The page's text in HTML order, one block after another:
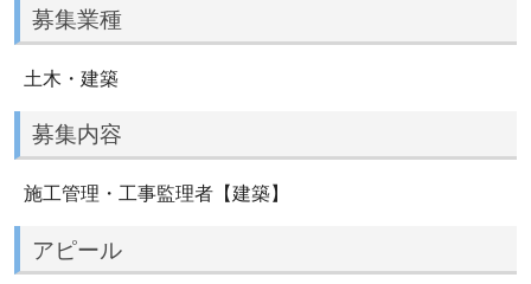
募集業種
土木・建築
募集内容
施工管理・工事監理者【建築】
アピール